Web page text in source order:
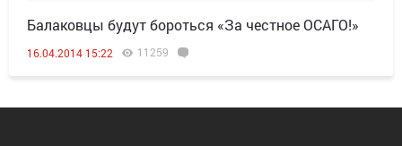
Балаковцы будут бороться «За честное ОСАГО!»
16.04.2014 15:22 11259